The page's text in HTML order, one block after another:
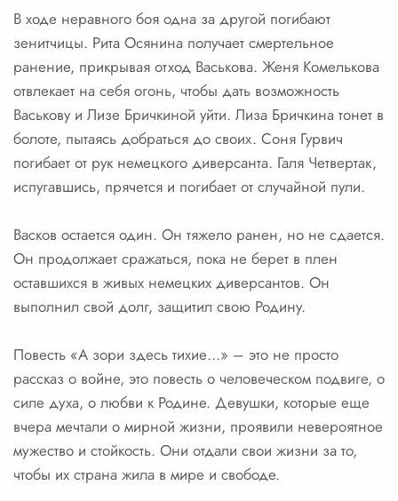
В ходе неравного боя одна за другой погибают
зенитчицы. Рита Осянина получает смертельное
ранение, прикрывая отход Васькова. Женя Комелькова
отвлекает на себя огонь, чтобы дать возможность
Васькову и Лизе Бричкиной уйти. Лиза Бричкина тонет в
болоте, пытаясь добраться до своих. Соня Гурвич
погибает от рук немецкого диверсанта. Галя Четвертак,
испугавшись, прячется и погибает от случайной пули.
Васков остается один. Он тяжело ранен, но не сдается.
Он продолжает сражаться, пока не берет в плен
оставшихся в живых немецких диверсантов. Он
выполнил свой долг, защитил свою Родину.
Повесть «А зори здесь тихие…» – это не просто
рассказ о войне, это повесть о человеческом подвиге, о
силе духа, о любви к Родине. Девушки, которые еще
вчера мечтали о мирной жизни, проявили невероятное
мужество и стойкость. Они отдали свои жизни за то,
чтобы их страна жила в мире и свободе.